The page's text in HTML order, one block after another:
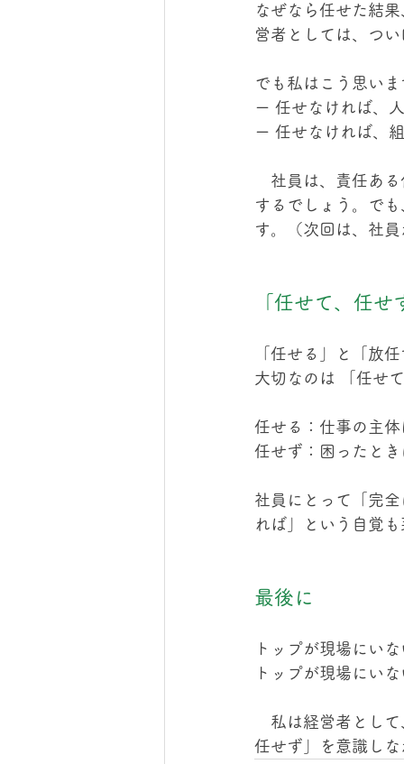
なぜなら任せた結
営者としては、つ
でも私はこう思いま
ー 任せなければ、
ー 任せなければ、
社員は、責任ある
するでしょう。で
す。（次回は、社
「任せて、任
「任せる」と「放
大切なのは 「任せ
任せる：仕事の主
任せず：困ったと
社員にとって「完
れば」という自覚
最後に
トップが現場にい
トップが現場にい
私は経営者として
任せず」を意識し